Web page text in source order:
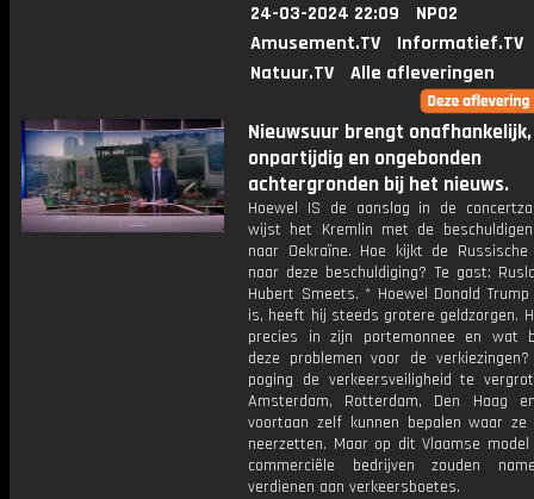
24-03-2024 22:09
NPO2
Amusement.TV
Informatief.TV
Natuur.TV
Alle afleveringen
Nieuwsuur brengt onafhankelijk,
onpartijdig en ongebonden
achtergronden bij het nieuws.
Hoewel IS de aanslag in de
wijst het Kremlin met de
naar Oekraïne. Hoe kijkt de Russische
naar deze beschuldiging? Te gast:
Hubert Smeets. * Hoewel Donald
is, heeft hij steeds grotere geldzorgen.
precies in zijn portemonnee en wat
deze problemen voor de
poging de verkeersveiligheid te
Amsterdam, Rotterdam, Den Haag
voortaan zelf kunnen bepalen waar
neerzetten. Maar op dit Vlaamse
commerciële bedrijven zouden
verdienen aan verkeersboetes.